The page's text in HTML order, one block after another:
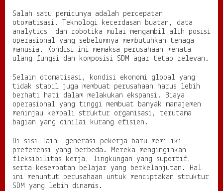
Salah satu pemicunya adalah percepatan
otomatisasi. Teknologi kecerdasan buatan, data
analytics, dan robotika mulai mengambil alih posisi
operasional yang sebelumnya membutuhkan tenaga
manusia. Kondisi ini memaksa perusahaan menata
ulang fungsi dan komposisi SDM agar tetap relevan.
Selain otomatisasi, kondisi ekonomi global yang
tidak stabil juga membuat perusahaan harus lebih
berhati hati dalam melakukan ekspansi. Biaya
operasional yang tinggi membuat banyak manajemen
meninjau kembali struktur organisasi, terutama
bagian yang dinilai kurang efisien.
Di sisi lain, generasi pekerja baru memiliki
preferensi yang berbeda. Mereka menginginkan
fleksibilitas kerja, lingkungan yang suportif,
serta kesempatan belajar yang berkelanjutan. Hal
ini menuntut perusahaan untuk menciptakan struktur
SDM yang lebih dinamis.